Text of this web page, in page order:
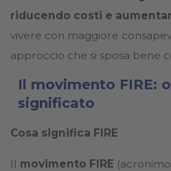
riducendo costi e
vivere con maggiore
approccio che si sposa bene
Il movimento FIRE:
significato
Cosa significa FIRE
Il movimento FIRE